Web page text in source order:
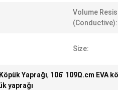
Volume
(Conductive):
Size:
Yaprağı, 106 ̊ 109Ω.cm EVA
yaprağı